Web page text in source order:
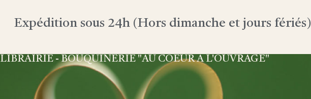
Expédition sous 24h (Hors dimanche et jours fériés)
LIBRAIRIE - BOUQUINERIE "AU COEUR À L'OUVRAGE"